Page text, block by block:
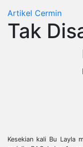
Artikel Cermin
Tak
Kesekian kali Bu Layla